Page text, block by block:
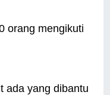
orang mengikuti
ada yang dibantu